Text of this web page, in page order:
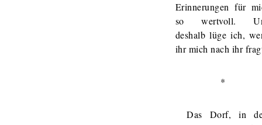
Erinnerungen für
so wertvoll.
deshalb lüge ich,
ihr mich nach ihr
*
Das Dorf, in